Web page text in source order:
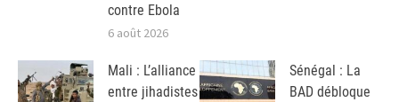
contre Ebola
6 août 2026
Mali : L’alliance
entre jihadistes
Sénégal : La
BAD débloque